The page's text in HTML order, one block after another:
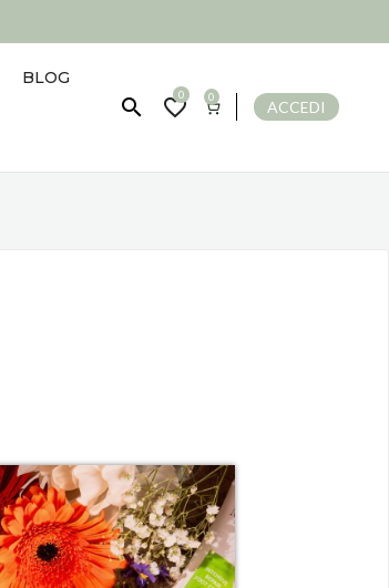
BLOG
 
0 0
ACCEDI